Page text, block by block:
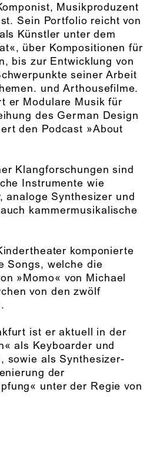
Musikproduzent
Sein Portfolio reicht von
Künstler unter dem
über Kompositionen für
bis zur Entwicklung von
seiner Arbeit
und Arthousefilme.
er Modulare Musik für
des German Design
den Podcast »About
Klangforschungen sind
Instrumente wie
analoge Synthesizer und
kammermusikalische
komponierte
Songs, welche die
»Momo« von Michael
von den zwölf
ist er aktuell in der
als Keyboarder und
sowie als Synthesizer-
der
unter der Regie von